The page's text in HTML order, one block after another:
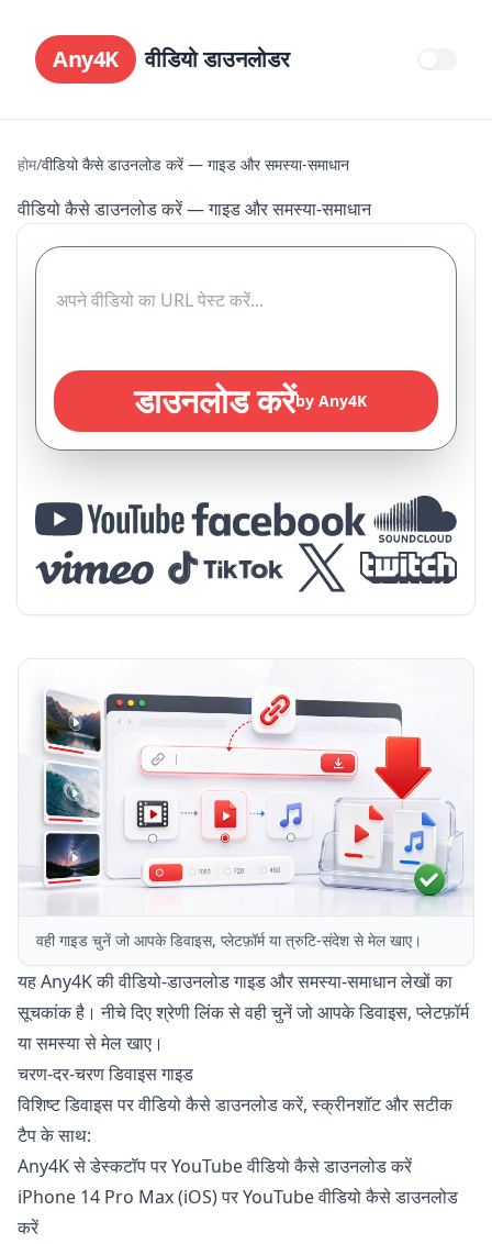
Any4K वीडियो डाउनलोडर
होम/वीडियो कैसे डाउनलोड करें — गाइड और समस्या-समाधान
वीडियो कैसे डाउनलोड करें — गाइड और समस्या-समाधान
डाउनलोड करेंby Any4K
वही गाइड चुनें जो आपके डिवाइस, प्लेटफ़ॉर्म या त्रुटि-संदेश से मेल खाए।
यह Any4K की वीडियो-डाउनलोड गाइड और समस्या-समाधान लेखों का
सूचकांक है। नीचे दिए श्रेणी लिंक से वही चुनें जो आपके डिवाइस, प्लेटफ़ॉर्म
या समस्या से मेल खाए।
चरण-दर-चरण डिवाइस गाइड
विशिष्ट डिवाइस पर वीडियो कैसे डाउनलोड करें, स्क्रीनशॉट और सटीक
टैप के साथ:
Any4K से डेस्कटॉप पर YouTube वीडियो कैसे डाउनलोड करें
iPhone 14 Pro Max (iOS) पर YouTube वीडियो कैसे डाउनलोड
करें